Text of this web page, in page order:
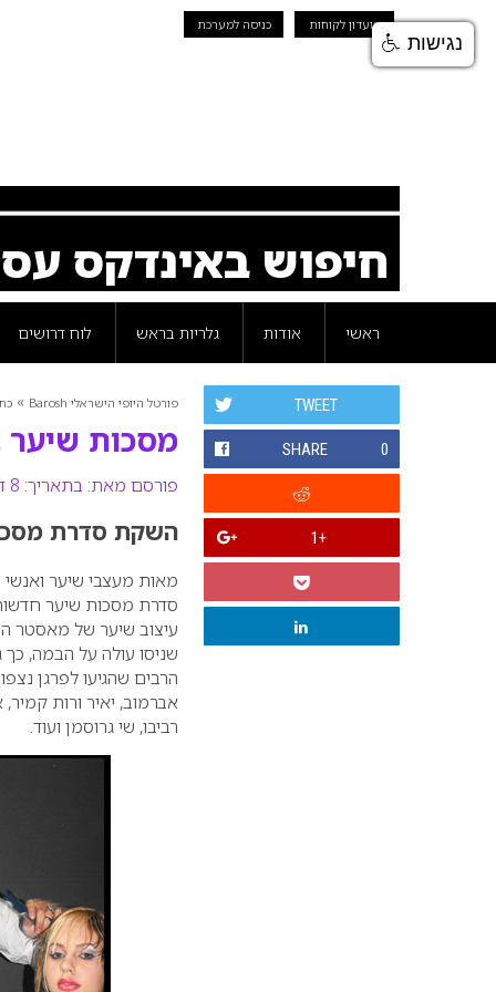
מועדון לקוחות כניסה למערכת
חיפוש באינדקס
ראשי אודות גלריות בראש לוח דרושים
פורטל היופי הישראלי Barosh »
מסכות שיער
פורסם מאת: בתאריך: 8 דצמבר 2009
TWEET
SHARE 0
+1 השקת סדרת
סדרת מסכות שיער
עיצוב שיער של מאסטר
שניסו עולה על הבמה,
הרבים שהגיעו לפרגן
אברמוב, יאיר ורות קמיר,
רביבו, שי גרוסמן ועוד.
נגישות